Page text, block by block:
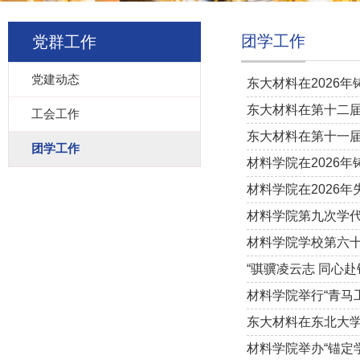
党群工作
党建动态
工会工作
团学工作
团学工作
东大材料在2026年
东大材料在第十二
东大材料在第十一
材料学院在2026年
材料学院在2026年
材料学院第九次学
材料学院学校第六
“骐骥凌云志 同心
材料学院举行“青马
东大材料在东北大
材料学院举办“锚定